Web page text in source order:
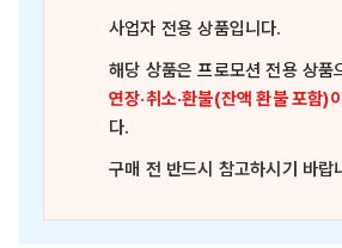
사업자 전용 상품입니다.
해당 상품은프로모션 전용 상품
연장·취소·환불(잔액 환불 포함)
다.
구매 전 반드시 참고하시기 바랍